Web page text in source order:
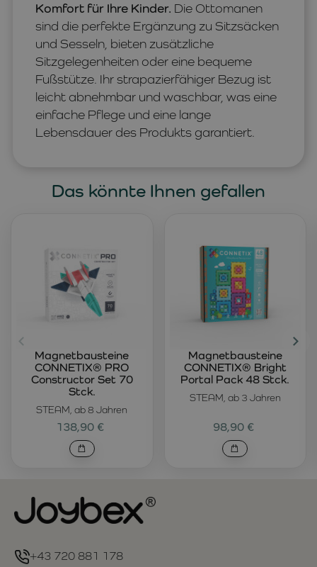
Komfort für Ihre Kinder. Die Ottomanen
sind die perfekte Ergänzung zu Sitzsäcken
und Sesseln, bieten zusätzliche
Sitzgelegenheiten oder eine bequeme
Fußstütze. Ihr strapazierfähiger Bezug ist
leicht abnehmbar und waschbar, was eine
einfache Pflege und eine lange
Lebensdauer des Produkts garantiert.
Das könnte Ihnen gefallen
STEAM, ab 8 Jahren
Magnetbausteine
CONNETIX® PRO
Constructor Set 70
Stck.
138,90 €
STEAM, ab 3 Jahren
Magnetbausteine
CONNETIX® Bright
Portal Pack 48 Stck.
98,90 €
+43 720 881 178